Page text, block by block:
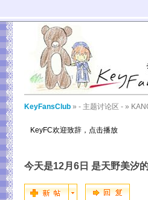
KeyFansClub » - 主题讨论区 - »
KeyFC欢迎致辞，点击播放
今天是12月6日 是天野美汐